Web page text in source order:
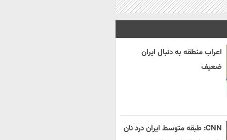
اعراب منطقه به دنبال ایران
ضعیف
CNN: طبقه متوسط ایران درد نان